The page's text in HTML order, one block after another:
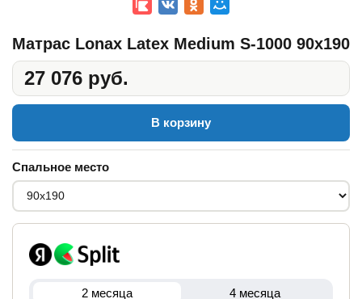
Матрас Lonax Latex Medium S-1000 90x190
27 076 руб.
В корзину
Спальное место
2 месяца 4 месяца